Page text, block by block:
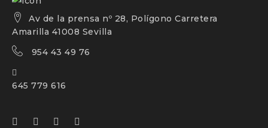
Av de la prensa nº 28, Polígono Carretera
Amarilla 41008 Sevilla
954 43 49 76
645 779 616